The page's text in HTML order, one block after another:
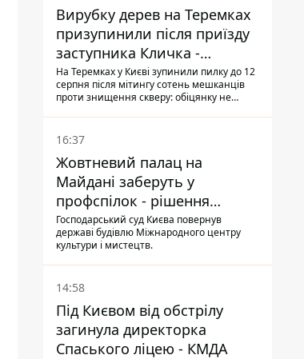
Вирубку дерев на Теремках
призупинили після приїзду
заступника Кличка -
почався діалог
На Теремках у Києві зупинили пилку до 12
серпня після мітингу сотень мешканців
проти знищення скверу: обіцянку не
прибув налагодити комунікацію
16:37
Жовтневий палац на
Майдані заберуть у
профспілок - рішення
Господарського суду
Господарський суд Києва повернув
державі будівлю Міжнародного центру
культури і мистецтв.
14:58
Під Києвом від обстрілу
загинула директорка
Спаського ліцею - КМДА